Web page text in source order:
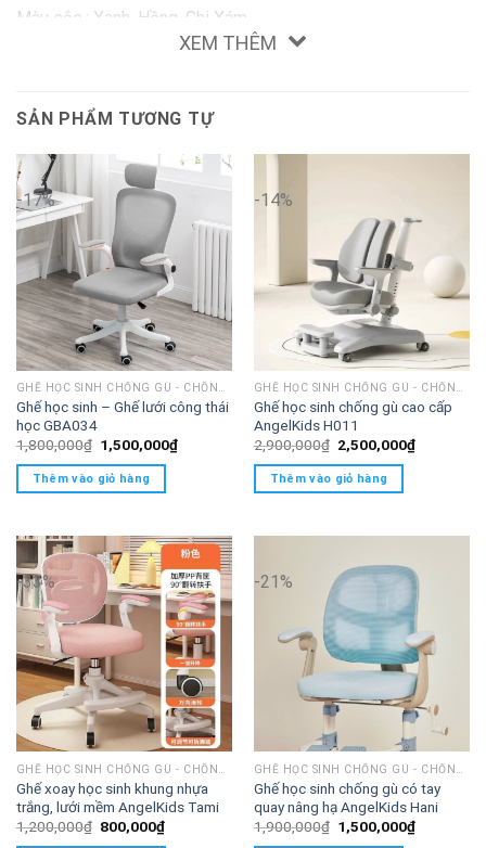
Màu sắc : Xanh, Hồng, Ghi Xám
Bảo Hành Chính Hãng 2 năm
Thương Hiệu: Nhập Khẩu Nội Địa Trung
XEM THÊM
SẢN PHẨM TƯƠNG TỰ
-17%
GHẾ HỌC SINH CHỐNG GÙ - CHỐNG CẬN
Ghế học sinh – Ghế lưới công thái
học GBA034
1,800,000₫ Giá
gốc
là:
1,800,000₫.
1,500,000₫Giá
hiện
Thêm vào giỏ hàng
-14%
GHẾ HỌC SINH CHỐNG GÙ - CHỐNG CẬN
Ghế học sinh chống gù cao cấp
AngelKids H011
2,900,000₫ Giá
gốc
là:
2,900,000₫.
2,500,000₫Giá
hiện
Thêm vào giỏ hàng
-33%
Ghế xoay học sinh khung nhựa
trắng, lưới mềm AngelKids Tami
1,200,000₫ Giá
800,000₫Giá
hiện
-21%
Ghế học sinh chống gù có tay
quay nâng hạ AngelKids Hani
1,900,000₫ Giá
gốc
1,500,000₫Giá
hiện